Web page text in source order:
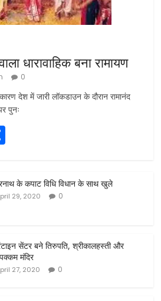
धारावाहिक बना रामायण
0
देश में जारी लॉकडाउन के दौरान रामानंद
पुनः
ar
eके कपाट विधि विधान के साथ खुले
29, 2020 0
सेंटर बने तिरुपति, श्रीकालहस्ती और
मंदिर
27, 2020 0